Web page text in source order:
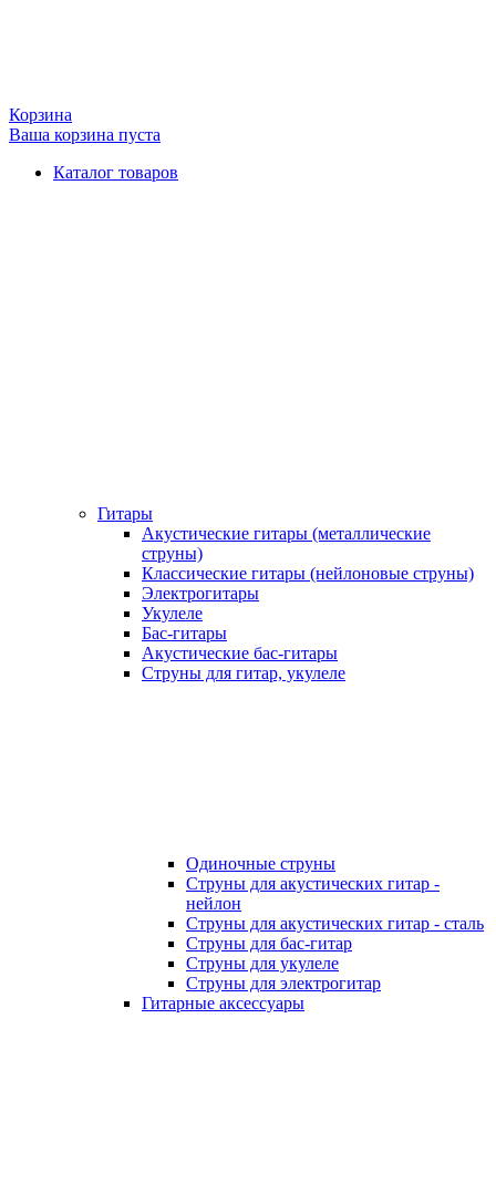
Корзина
Ваша корзина пуста
Каталог товаров
Гитары
Акустические гитары (металлические
струны)
Классические гитары (нейлоновые струны)
Электрогитары
Укулеле
Бас-гитары
Акустические бас-гитары
Струны для гитар, укулеле
Одиночные струны
Струны для акустических гитар -
нейлон
Струны для акустических гитар - сталь
Струны для бас-гитар
Струны для укулеле
Струны для электрогитар
Гитарные аксессуары